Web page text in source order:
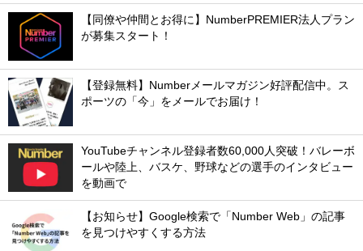
【同僚や仲間とお得に】NumberPREMIER法人プラン
が募集スタート！
【登録無料】Numberメールマガジン好評配信中。ス
ポーツの「今」をメールでお届け！
YouTubeチャンネル登録者数60,000人突破！バレーボ
ールや陸上、バスケ、野球などの選手のインタビュー
を動画で
【お知らせ】Google検索で「Number Web」の記事
を見つけやすくする方法